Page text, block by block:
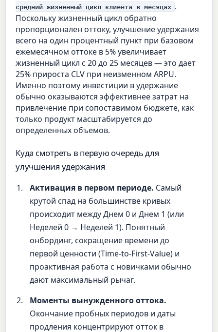
средний жизненный цикл клиента в месяцах .
Поскольку жизненный цикл обратно
пропорционален оттоку, улучшение удержания
всего на один процентный пункт при базовом
ежемесячном оттоке в 5% увеличивает
жизненный цикл с 20 до 25 месяцев — это дает
25% прироста CLV при неизменном ARPU.
Именно поэтому инвестиции в удержание
обычно оказываются эффективнее затрат на
привлечение при сопоставимом бюджете, как
только продукт масштабируется до
определенных объемов.
Куда смотреть в первую очередь для
улучшения удержания
Активация в первом периоде. Самый
крутой спад на большинстве кривых
происходит между Днем 0 и Днем 1 (или
Неделей 0 → Неделей 1). Понятный
онбординг, сокращение времени до
первой ценности (Time-to-First-Value) и
проактивная работа с новичками обычно
дают максимальный рычаг.
Моменты вынужденного оттока.
Окончание пробных периодов и даты
продления концентрируют отток в